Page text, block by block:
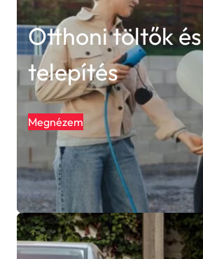
Otthoni töltők és
telepítés
Megnézem